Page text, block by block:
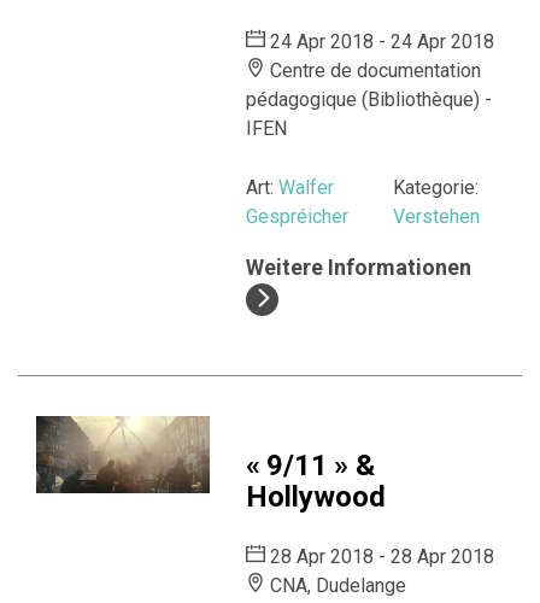
24 Apr 2018 - 24 Apr 2018
Centre de documentation
pédagogique (Bibliothèque) -
IFEN
Art:Walfer
Gespréicher
Kategorie:
Verstehen
Weitere Informationen
« 9/11 » &
Hollywood
28 Apr 2018 - 28 Apr 2018
CNA, Dudelange